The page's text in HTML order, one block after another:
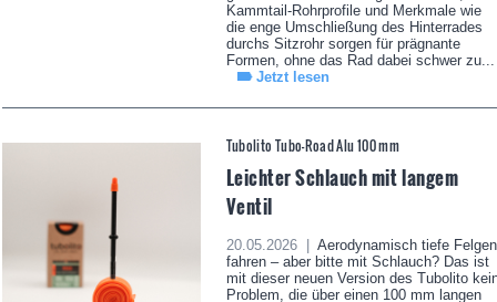
Kammtail-Rohrprofile und Merkmale wie
die enge Umschließung des Hinterrades
durchs Sitzrohr sorgen für prägnante
Formen, ohne das Rad dabei schwer zu...
Jetzt lesen
Tubolito Tubo-Road Alu 100 mm
Leichter Schlauch mit langem
Ventil
20.05.2026 |
Aerodynamisch tiefe Felgen
fahren – aber bitte mit Schlauch? Das ist
mit dieser neuen Version des Tubolito
Problem, die über einen 100 mm langen